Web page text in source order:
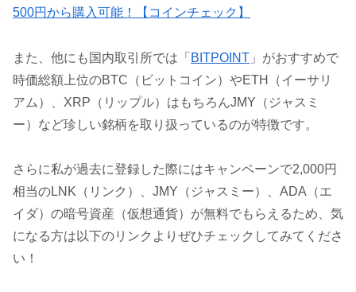
500円から購入可能！【コインチェック】
また、他にも国内取引所では「 BITPOINT 」がおすすめで
時価総額上位のBTC（ビットコイン）やETH（イーサリ
アム）、XRP（リップル）はもちろんJMY（ジャスミ
ー）など珍しい銘柄を取り扱っているのが特徴です。
さらに私が過去に登録した際にはキャンペーンで2,000円
相当のLNK（リンク）、JMY（ジャスミー）、ADA（エ
イダ）の暗号資産（仮想通貨）が無料でもらえるため、気
になる方は以下のリンクよりぜひチェックしてみてくださ
い！